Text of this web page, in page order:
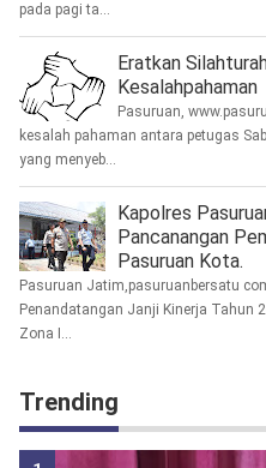
pada pagi ta...
Eratkan
Kesalahpahaman
Pasuruan,
kesalah pahaman antara petugas
yang menyeb...
Kapolres
Pancanangan
Pasuruan Kota.
Pasuruan Jatim,pasuruanbersatu
Penandatangan Janji Kinerja Tahun
Zona I...
Trending